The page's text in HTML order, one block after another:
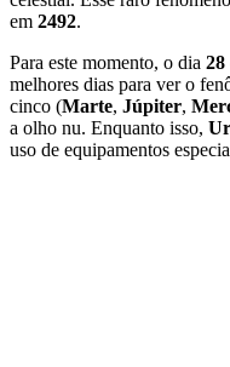
em 2492.
Para este momento, o dia 28
melhores dias para ver o
cinco (Marte, Júpiter,
a olho nu. Enquanto isso,
uso de equipamentos